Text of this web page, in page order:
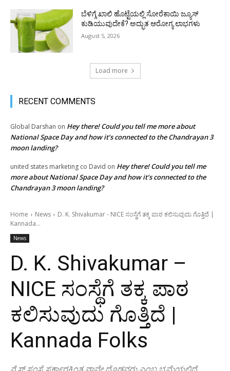
ಬೆಳಿಗ್ಗೆ ಖಾಲಿ ಹೊಟ್ಟೆಯಲ್ಲಿ ಸೋರೆಕಾಯಿ ಜ್ಯೂಸ್
ಕುಡಿಯುವುದೇಕೆ? ಅದ್ಭುತ ಆರೋಗ್ಯ ಲಾಭಗಳು
August 5, 2026
Load more
RECENT COMMENTS
Global Darshan on Hey there! Could you tell me more about
National Space Day and how it’s connected to the Chandrayan 3
moon landing?
united states marketing co David on Hey there! Could you tell me
more about National Space Day and how it’s connected to the
Chandrayan 3 moon landing?